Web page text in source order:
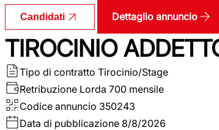
Candidati Dettaglio annuncio
TIROCINIO
Tipo di contratto Tirocinio/Stage
Retribuzione Lorda 700 mensile
Codice annuncio 350243
Data di pubblicazione 8/8/2026